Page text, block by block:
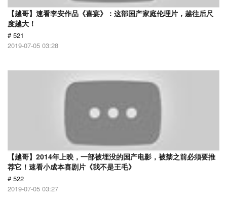
【越哥】速看李安作品《喜宴》：这部国产家庭伦理片，越往后尺
度越大！
# 521
2019-07-05 03:28
【越哥】2014年上映，一部被埋没的国产电影，被禁之前必须要推
荐它！速看小成本喜剧片《我不是王毛》
# 522
2019-07-05 03:27